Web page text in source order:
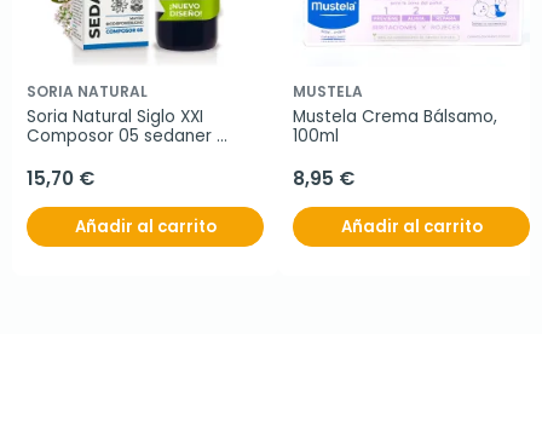
SORIA NATURAL
Soria Natural Siglo XXI
Composor 05 sedaner
15,70 €
Añadir al carrito
MUSTELA
Mustela Crema Bálsamo,
100ml
8,95 €
Añadir al carrito